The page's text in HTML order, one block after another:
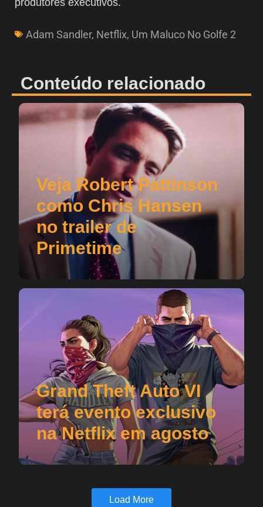
Adam Sandler, Netflix, Um Maluco No Golfe 2
Conteúdo relacionado
Veja Robert Pattinson
como Chris Hansen
no trailer de
Primetime
Grand Theft Auto VI
terá evento exclusivo
na Netflix em agosto
Load More